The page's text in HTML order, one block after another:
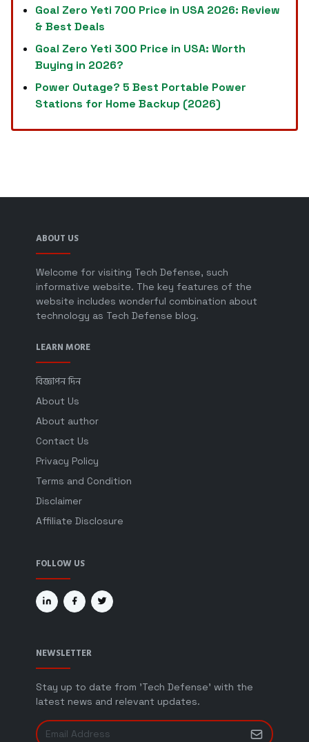
Goal Zero Yeti 700 Price in USA 2026: Review
& Best Deals
Goal Zero Yeti 300 Price in USA: Worth
Buying in 2026?
Power Outage? 5 Best Portable Power
Stations for Home Backup (2026)
ABOUT US
Welcome for visiting Tech Defense, such
informative website. The key features of the
website includes wonderful combination about
technology as Tech Defense blog.
LEARN MORE
বিজ্ঞাপন দিন
About Us
About author
Contact Us
Privacy Policy
Terms and Condition
Disclaimer
Affiliate Disclosure
FOLLOW US
NEWSLETTER
Stay up to date from 'Tech Defense' with the
latest news and relevant updates.